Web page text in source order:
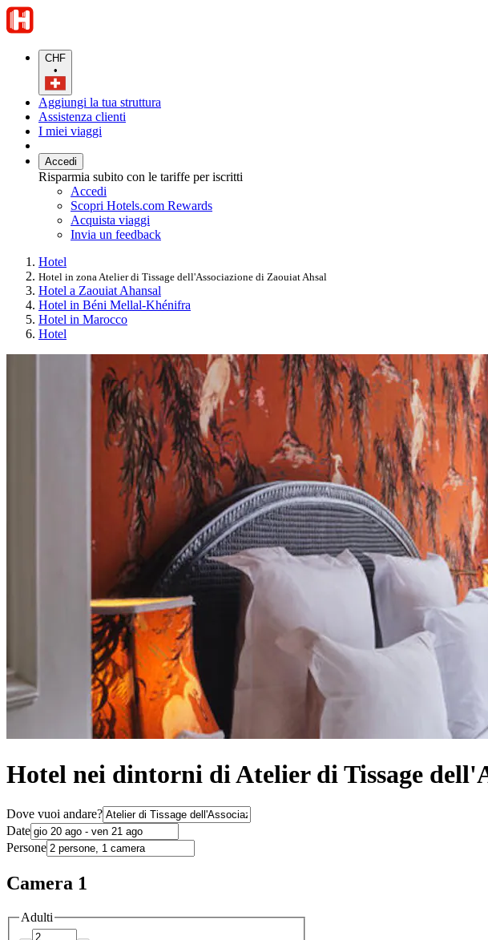
CHF
•
Aggiungi la tua struttura
Assistenza clienti
I miei viaggi
Accedi
Risparmia subito con le tariffe per iscritti
Accedi
Scopri Hotels.com Rewards
Acquista viaggi
Invia un feedback
Hotel
Hotel in zona Atelier di Tissage dell'Associazione di Zaouiat Ahsal
Hotel a Zaouiat Ahansal
Hotel in Béni Mellal-Khénifra
Hotel in Marocco
Hotel
Hotel nei dintorni di Atelier di Tissage
Dove vuoi andare?
Date
Persone
Camera 1
Adulti